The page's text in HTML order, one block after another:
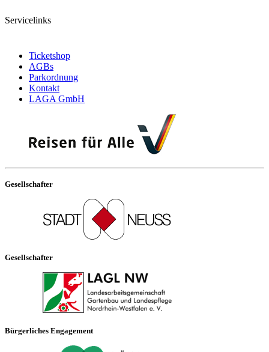
Servicelinks
Ticketshop
AGBs
Parkordnung
Kontakt
LAGA GmbH
Gesellschafter
Gesellschafter
Bürgerliches Engagement